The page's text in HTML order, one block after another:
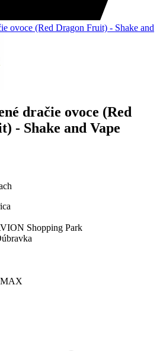
ovoce (Red Dragon Fruit) - Shake and
dračie ovoce (Red
- Shake and Vape
Shopping Park
MAX